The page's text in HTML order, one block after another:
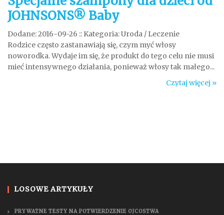
JOHNSONS® Baby
Dodane: 2016-09-26 :: Kategoria: Uroda / Leczenie
Rodzice często zastanawiają się, czym myć włosy
noworodka. Wydaje im się, że produkt do tego celu nie musi
mieć intensywnego działania, ponieważ włosy tak małego...
Czytaj więcej »
LOSOWE ARTYKUŁY
PRYWATNE TESTY NA POTWIERDZENIE OJCOSTWA